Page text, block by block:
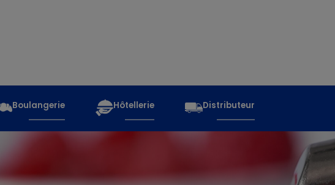
Boulangerie Hôtellerie Distributeur